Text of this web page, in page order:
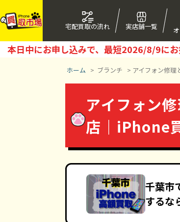
宅配買取の流れ 実店舗一覧
本日中にお申し込みで、最短2026/8/9に
ホーム > ブランチ > アイフォン修理
アイフォン
店｜iPhone
千葉市
するな